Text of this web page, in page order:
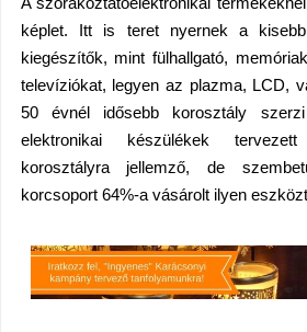
képlet. Itt is teret nyernek a
kiegészítők, mint fülhallgató,
televíziókat, legyen az plazma, LCD,
50 évnél idősebb korosztály
elektronikai készülékek
korosztályra jellemző, de
korcsoport 64%-a vásárolt ilyen